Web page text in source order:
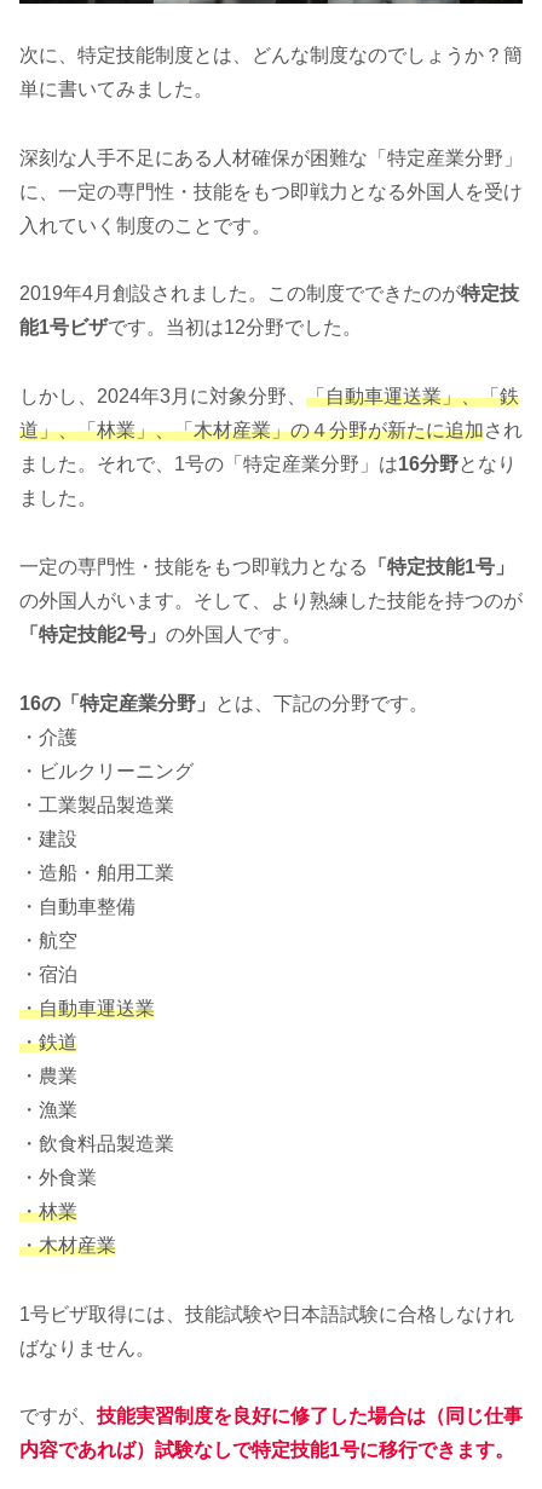
次に、特定技能制度とは、どんな制度なのでしょうか？簡
単に書いてみました。
深刻な人手不足にある人材確保が困難な「特定産業分野」
に、一定の専門性・技能をもつ即戦力となる外国人を受け
入れていく制度のことです。
2019年4月創設されました。この制度でできたのが特定技
能1号ビザです。当初は12分野でした。
しかし、2024年3月に対象分野、 「自動車運送業」、「鉄
道」、「林業」、「木材産業」の４分野が新たに追加され
ました。それで、1号の「特定産業分野」は16分野となり
ました。
一定の専門性・技能をもつ即戦力となる
「特定技能1号」
の外国人がいます。そして、より熟練した技能を持つのが
「特定技能2号」 の外国人です。
16の「特定産業分野」
とは、下記の分野です。
・介護
・ビルクリーニング
・工業製品製造業
・建設
・造船・舶用工業
・自動車整備
・航空
・宿泊
・自動車運送業
・鉄道
・農業
・漁業
・飲食料品製造業
・外食業
・林業
・木材産業
1号ビザ取得には、技能試験や日本語試験に合格しなけれ
ばなりません。
ですが、 技能実習制度を良好に修了した場合は（同じ仕事
内容であれば）試験なしで特定技能1号に移行できます。